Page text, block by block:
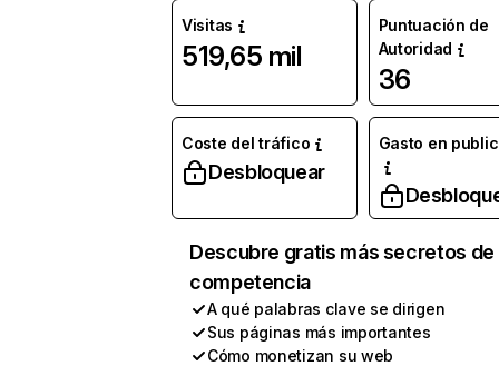
Visitas
519,65 mil
Puntuación de
Autoridad
36
Coste del tráfico
Desbloquear
Gasto en
Descubre gratis más secretos de
competencia
A qué palabras clave se dirigen
Sus páginas más importantes
Cómo monetizan su web